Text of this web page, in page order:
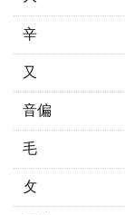
辛
又
音偏
毛
攵